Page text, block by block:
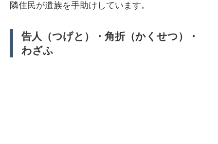
隣住民が遺族を手助けしています。
告人（つげと）・角折（かくせつ）・
わざふ